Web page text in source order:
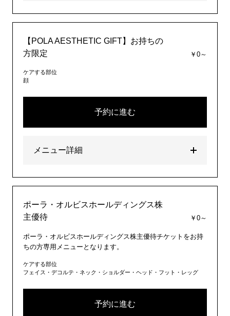
【POLA AESTHETIC GIFT】お持ちの
方限定
￥0～
ケアする部位
顔
予約に進む
メニュー詳細
ポーラ・オルビスホールディングス株
主優待
￥0～
ポーラ・オルビスホールディングス株主優待チケットをお持
ちの方専用メニューとなります。
ケアする部位
フェイス・デコルテ・ネック・ショルダー・ヘッド・フット・レッグ
予約に進む